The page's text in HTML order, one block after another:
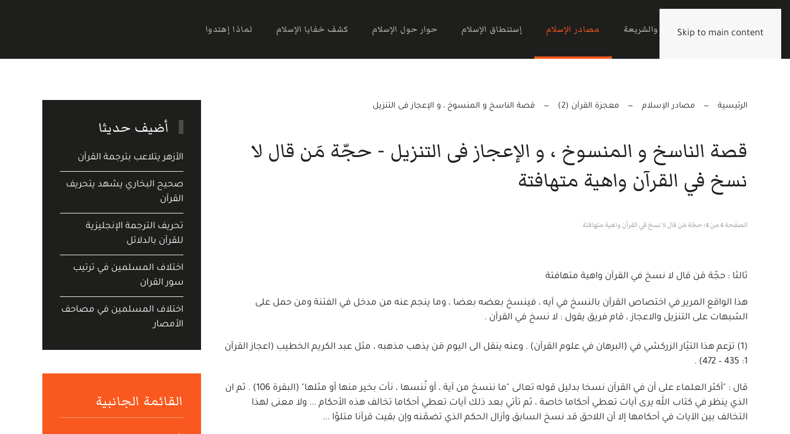
Skip to main content
الرئيسية القرآن والشريعة مصادر الإسلام إستنطاق الإسلام حوار حول الإسلام كشف خفايا الإسلام لماذا إهتدوا
الرئيسية مصادر الإسلام معجزة القرآن (2) قصة الناسخ و المنسوخ ، و الإعجاز فى التنزيل
قصة الناسخ و المنسوخ ، و الإعجاز فى التنزيل - حجّة مَن قال لا
نسخ في القرآن واهية متهافتة
الصفحة 4 من 4: حجّة مَن قال لا نسخ في القرآن واهية متهافتة
ثالثا : حجّة مَن قال لا نسخ في القرآن واهية متهافتة
هذا الواقع المرير في اختصاص القرآن بالنسخ في آيه ، فينسخ بعضه بعضا ، وما ينجم عنه من مدخل في الفتنة ومن حمل على
الشبهات على التنزيل والاعجاز ، قام فريق يقول : لا نسخ في القرآن .
(1) تزعم هذا التيّار الزركشي في (البرهان في علوم القرآن) . وعنه ينقل الى اليوم مَن يذهب مذهبه ، مثل عبد الكريم الخطيب (اعجاز القرآن
1: 435 – 472) .
قال : "أكثر العلماء على أن في القرآن نسخا بدليل قوله تعالى "ما ننسخ من آية ، أو نُنسها ، نأت بخير منها أو مثلها" (البقرة 106) . ثم ان
الذي ينظر في كتاب الله يرى آيات تعطي أحكاما خاصة ، ثم تأتي بعد ذلك آيات تعطي أحكاما تخالف هذه الأحكام ... ولا معنى لهذا
التخالف بين الآيات في أحكامها إلا أن اللاحق قد نسخ السابق وأزال الحكم الذي تضمّنه وإن بقيت قرآنا متلوًا ...
أضيف حديثا
الأزهر يتلاعب بترجمة القرآن
صحيح البخاري يشهد يتحريف
القرآن
تحريف الترجمة الإنجليزية
للقرآن بالدلائل
اختلاف المسلمين في ترتيب
سور القران
اختلاف المسلمين في مصاحف
الأمصار
القائمة الجانبية